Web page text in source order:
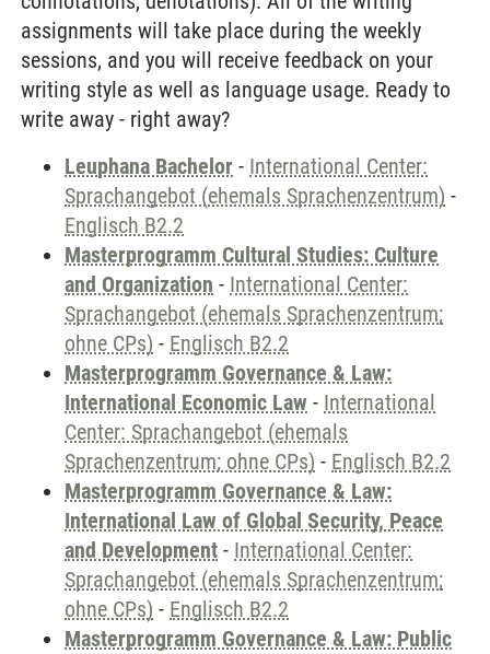
assignments will take place during the weekly
sessions, and you will receive feedback on your
writing style as well as language usage. Ready to
write away - right away?
Leuphana Bachelor - International Center:
Sprachangebot (ehemals Sprachenzentrum) -
Englisch B2.2
Masterprogramm Cultural Studies: Culture
and Organization - International Center:
Sprachangebot (ehemals Sprachenzentrum;
ohne CPs) - Englisch B2.2
Masterprogramm Governance & Law:
International Economic Law - International
Center: Sprachangebot (ehemals
Sprachenzentrum; ohne CPs) - Englisch B2.2
Masterprogramm Governance & Law:
International Law of Global Security, Peace
and Development - International Center:
Sprachangebot (ehemals Sprachenzentrum;
ohne CPs) - Englisch B2.2
Masterprogramm Governance & Law: Public